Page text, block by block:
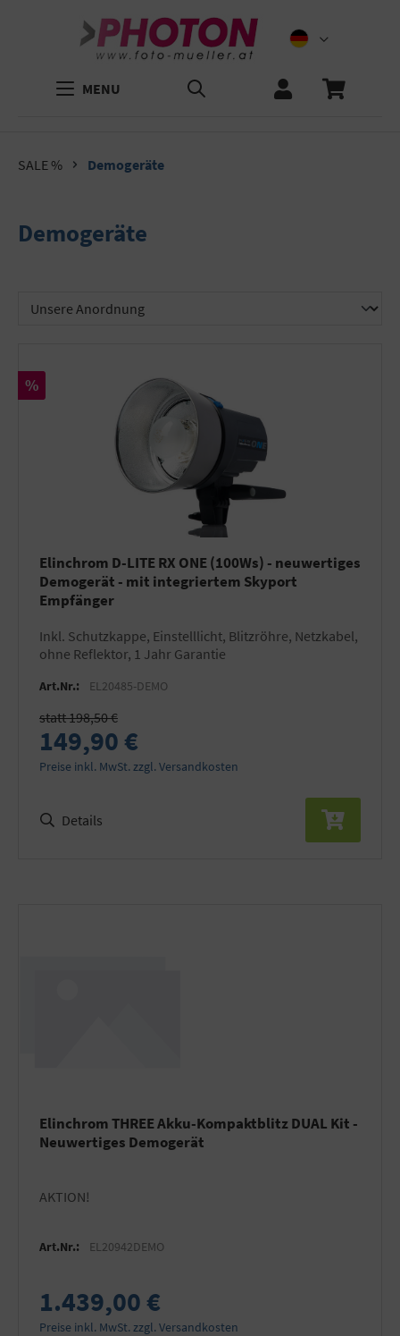
MENU
SALE % Demogeräte
Demogeräte
Rabatt
%
Elinchrom D-LITE RX ONE (100Ws) - neuwertiges
Demogerät - mit integriertem Skyport
Empfänger
inkl. Schutzkappe, Einstelllicht, Blitzröhre, Netzkabel,
ohne Reflektor, 1 Jahr Garantie
Art.Nr.: EL20485-DEMO
statt 198,50 €
149,90 €
Preise inkl. MwSt. zzgl. Versandkosten
Details
Elinchrom THREE Akku-Kompaktblitz DUAL Kit -
Neuwertiges Demogerät
AKTION!
Art.Nr.: EL20942DEMO
1.439,00 €
Preise inkl. MwSt. zzgl. Versandkosten